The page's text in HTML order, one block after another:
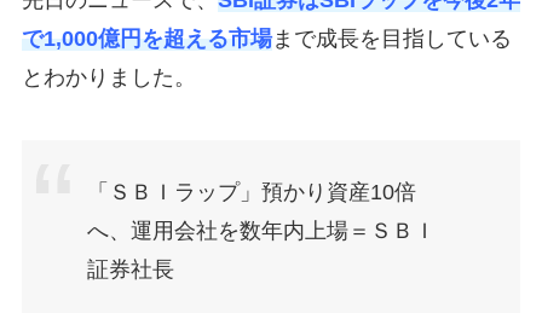
で1,000億円を超える市場まで成長を目指している
とわかりました。
「ＳＢＩラップ」預かり資産10倍
へ、運用会社を数年内上場＝ＳＢＩ
証券社長